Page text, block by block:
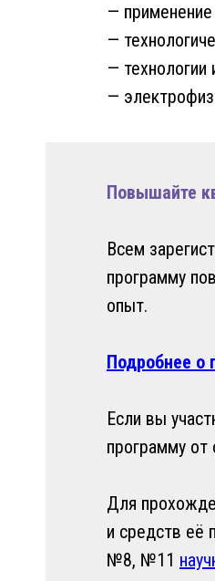
—
—
—
—
Повышайте
Всем
программу
опыт.
Подробнее
Если вы
программу от
Для
и средств её
№8, №11